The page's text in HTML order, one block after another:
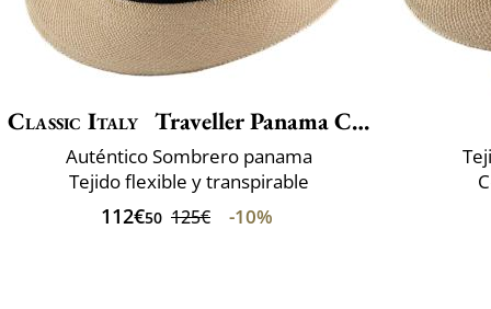
Classic Italy Traveller Panama Crochet
Auténtico Sombrero panama
Tejido flexible y transpirable
112€50 125€ -10%